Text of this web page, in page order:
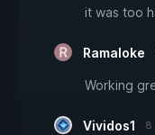
it was too
Ramaloke
Working
Vividos1 8